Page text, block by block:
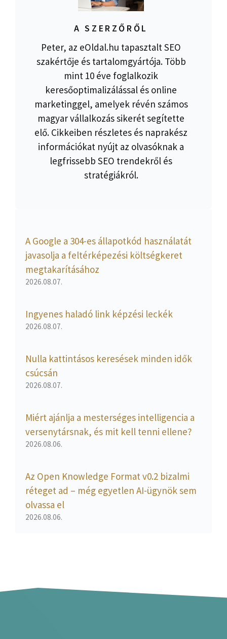
A SZERZŐRŐL
Peter, az eOldal.hu tapasztalt SEO
szakértője és tartalomgyártója. Több
mint 10 éve foglalkozik
keresőoptimalizálással és online
marketinggel, amelyek révén számos
magyar vállalkozás sikerét segítette
elő. Cikkeiben részletes és naprakész
információkat nyújt az olvasóknak a
legfrissebb SEO trendekről és
stratégiákról.
A Google a 304-es állapotkód használatát
javasolja a feltérképezési költségkeret
megtakarításához
2026.08.07.
Ingyenes haladó link képzési leckék
2026.08.07.
Nulla kattintásos keresések minden idők
csúcsán
2026.08.07.
Miért ajánlja a mesterséges intelligencia a
versenytársnak, és mit kell tenni ellene?
2026.08.06.
Az Open Knowledge Format v0.2 bizalmi
réteget ad – még egyetlen AI-ügynök sem
olvassa el
2026.08.06.